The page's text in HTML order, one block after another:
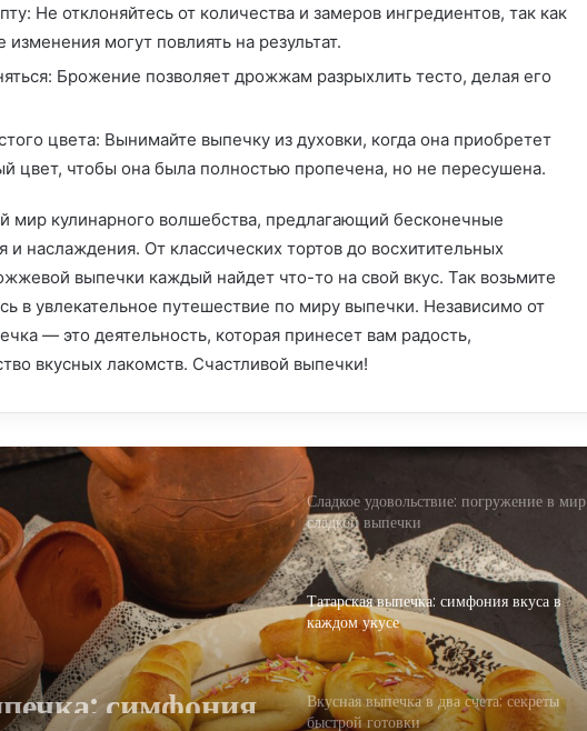
Не отклоняйтесь от количества и замеров ингредиентов, так как
могут повлиять на результат.
Брожение позволяет дрожжам разрыхлить тесто, делая его
цвета: Вынимайте выпечку из духовки, когда она приобретет
цвет, чтобы она была полностью пропечена, но не пересушена.
мир кулинарного волшебства, предлагающий бесконечные
и наслаждения. От классических тортов до восхитительных
выпечки каждый найдет что-то на свой вкус. Так возьмите
в увлекательное путешествие по миру выпечки. Независимо от
— это деятельность, которая принесет вам радость,
вкусных лакомств. Счастливой выпечки!
симфония
укусе
кулинарные шедевры в объекты
искусства
для здорового лакомства
Хлеб и выпечка от пятёрочки: запах
домашнего уюта в каждом уголке
кулинарные шедевры
Сладкое удовольствие: погружение в мир
сладкой выпечки
Татарская выпечка: симфония вкуса в
каждом укусе
Вкусная выпечка в два счета: секреты
быстрой готовки